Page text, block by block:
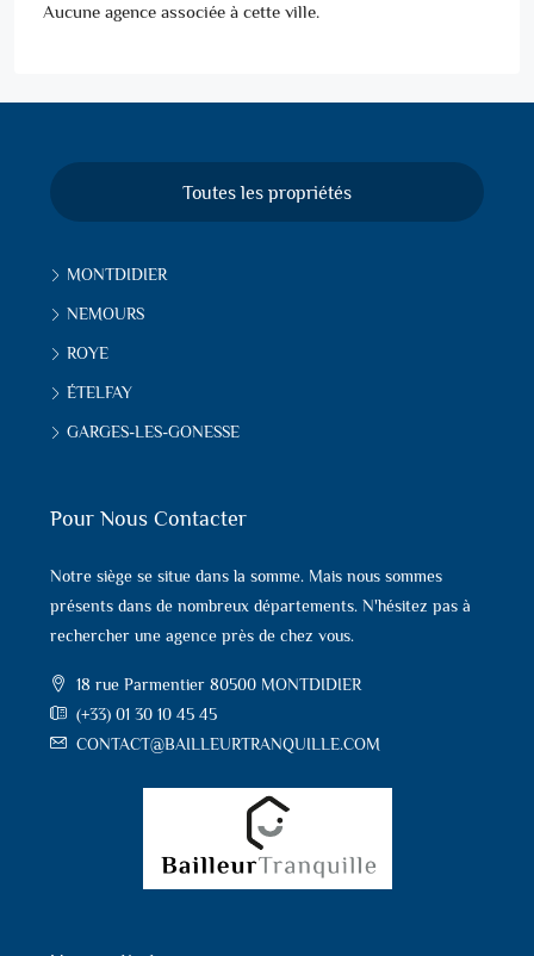
Aucune agence associée à cette ville.
Toutes les propriétés
MONTDIDIER
NEMOURS
ROYE
ÉTELFAY
GARGES-LES-GONESSE
Pour Nous Contacter
Notre siège se situe dans la somme. Mais nous sommes
présents dans de nombreux départements. N'hésitez pas à
rechercher une agence près de chez vous.
18 rue Parmentier 80500 MONTDIDIER
(+33) 01 30 10 45 45
CONTACT@BAILLEURTRANQUILLE.COM